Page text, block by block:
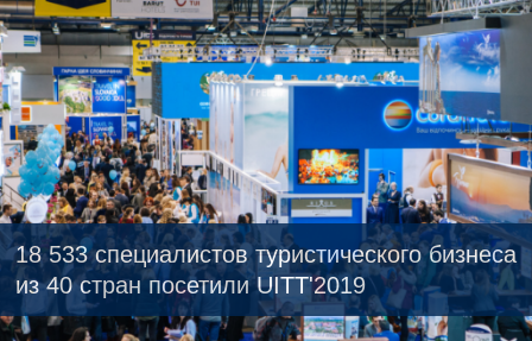
UITT - главное событие туристического сезона
«весна-лето»
Встречи. Контакты. Бизнес.
18 533 специалистов туристического бизнеса
из 40 стран посетили UITT'2019